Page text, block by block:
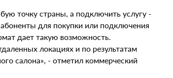
точку страны, а подключить услугу -
для покупки или подключения
дает такую возможность.
локациях и по результатам
салона», - отметил коммерческий